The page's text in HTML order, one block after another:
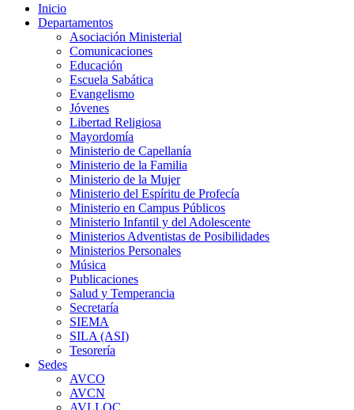
Inicio
Departamentos
Asociación Ministerial
Comunicaciones
Educación
Escuela Sabática
Evangelismo
Jóvenes
Libertad Religiosa
Mayordomía
Ministerio de Capellanía
Ministerio de la Familia
Ministerio de la Mujer
Ministerio del Espíritu de Profecía
Ministerio en Campus Públicos
Ministerio Infantil y del Adolescente
Ministerios Adventistas de Posibilidades
Ministerios Personales
Música
Publicaciones
Salud y Temperancia
Secretaría
SIEMA
SILA (ASI)
Tesorería
Sedes
AVCO
AVCN
AVLLOC